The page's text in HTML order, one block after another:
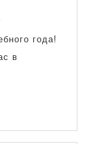
филиал
года!
в